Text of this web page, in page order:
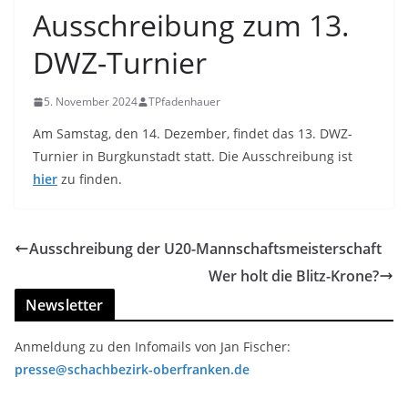
Ausschreibung zum 13.
DWZ-Turnier
5. November 2024 TPfadenhauer
Am Samstag, den 14. Dezember, findet das 13. DWZ-
Turnier in Burgkunstadt statt. Die Ausschreibung ist
hier zu finden.
Ausschreibung der U20-Mannschaftsmeisterschaft
Wer holt die Blitz-Krone?
Newsletter
Anmeldung zu den Infomails von Jan Fischer:
presse@schachbezirk-oberfranken.de